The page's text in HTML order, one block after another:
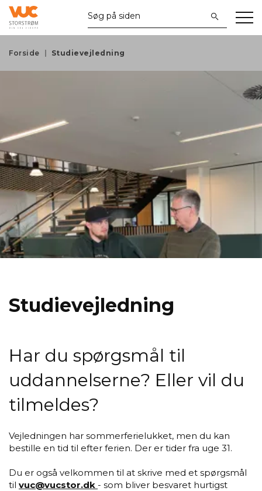
Forside Studievejledning
Stu­di­e­vej­led­ning
Har du spørgsmål til
uddannelserne? Eller vil du
tilmeldes?
Vejledningen har sommerferielukket, men du kan
bestille en tid til efter ferien. Der er tider fra uge 31.
Du er også velkommen til at skrive med et spørgsmål
til vuc@vucstor.dk - som bliver besvaret hurtigst